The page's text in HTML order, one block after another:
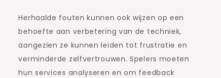
Herhaalde fouten kunnen ook wijzen op een
behoefte aan verbetering van de techniek,
aangezien ze kunnen leiden tot frustratie en
verminderde zelfvertrouwen. Spelers moeten
hun services analyseren en om feedback